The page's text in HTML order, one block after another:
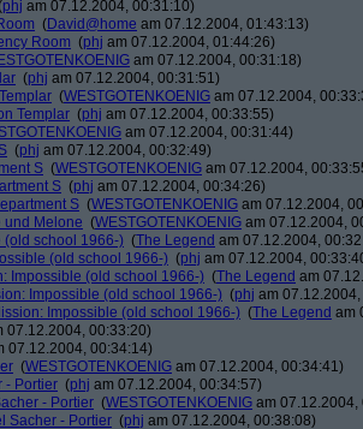
phj am 07.12.2004, 00:31:10)
(David@home am 07.12.2004, 01:43:13)
Room (phj am 07.12.2004, 01:44:26)
am 07.12.2004, 00:31:18)
(phj am 07.12.2004, 00:31:51)
(WESTGOTENKOENIG am 07.12.2004,
Templar (phj am 07.12.2004, 00:33:55)
am 07.12.2004, 00:31:44)
(phj am 07.12.2004, 00:32:49)
S (WESTGOTENKOENIG am 07.12.2004,
S (phj am 07.12.2004, 00:34:26)
S (WESTGOTENKOENIG am 07.12.2004,
und Melone (WESTGOTENKOENIG am 07.12.2004,
(old school 1966-) (The Legend am 07.12.2004,
(old school 1966-) (phj am 07.12.2004,
Impossible (old school 1966-) (The Legend am
Impossible (old school 1966-) (phj am
Impossible (old school 1966-) (The Legend am
07.12.2004, 00:33:20)
07.12.2004, 00:34:14)
(WESTGOTENKOENIG am 07.12.2004, 00:34:41)
- Portier (phj am 07.12.2004, 00:34:57)
- Portier (WESTGOTENKOENIG am 07.12.2004,
Sacher - Portier (phj am 07.12.2004, 00:38:08)